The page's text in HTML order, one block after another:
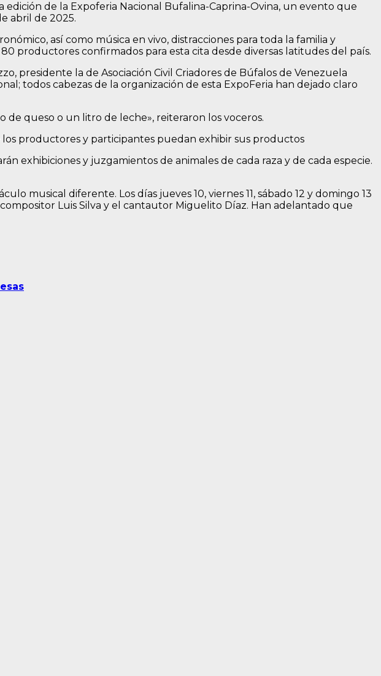
de la Expoferia Nacional Bufalina-Caprina-Ovina, un evento que
abril de 2025.
así como música en vivo, distracciones para toda la familia y
productores confirmados para esta cita desde diversas latitudes del país.
presidente la de Asociación Civil Criadores de Búfalos de Venezuela
todos cabezas de la organización de esta ExpoFeria han dejado claro
de queso o un litro de leche», reiteraron los voceros.
productores y participantes puedan exhibir sus productos
exhibiciones y juzgamientos de animales de cada raza y de cada especie.
musical diferente. Los días jueves 10, viernes 11, sábado 12 y domingo 13
Luis Silva y el cantautor Miguelito Díaz. Han adelantado que